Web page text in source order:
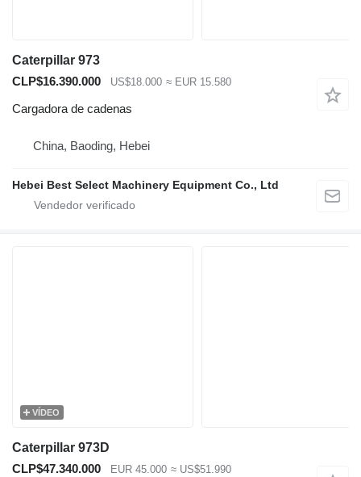
Caterpillar 973
CLP$16.390.000
US$18.000 ≈ EUR 15.580
Cargadora de cadenas
China, Baoding, Hebei
Hebei Best Select Machinery Equipment Co., Ltd
VÍDEO
Caterpillar 973D
CLP$47.340.000
EUR 45.000 ≈ US$51.990